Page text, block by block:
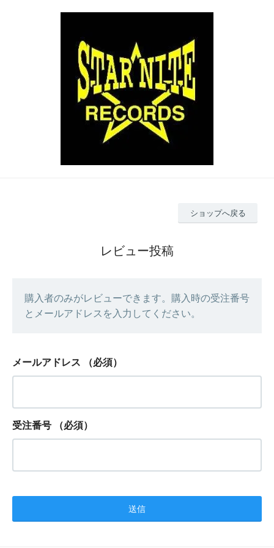
ショップへ戻る
レビュー投稿
購入者のみがレビューできます。購入時の受注番号
とメールアドレスを入力してください。
メールアドレス （必須）
受注番号 （必須）